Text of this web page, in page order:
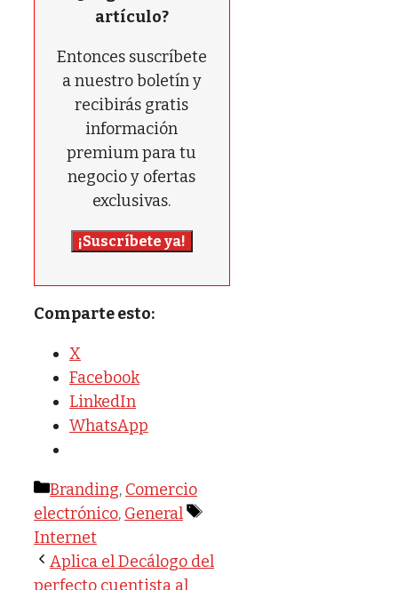
artículo?
Entonces suscríbete
a nuestro boletín y
recibirás gratis
información
premium para tu
negocio y ofertas
exclusivas.
¡Suscríbete ya!
Comparte esto:
X
Facebook
LinkedIn
WhatsApp
Categorías
Branding, Comercio
electrónico, General
Etiquetas
Internet
Aplica el Decálogo del
perfecto cuentista al